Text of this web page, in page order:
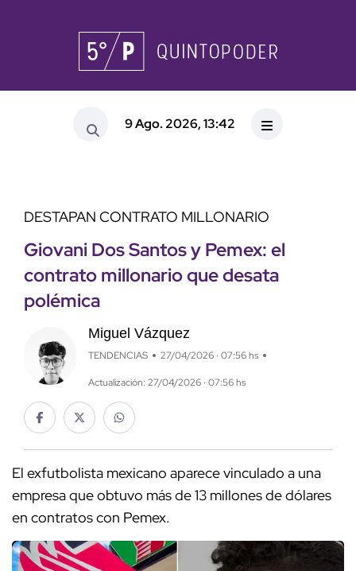
9 Ago. 2026, 13:42
DESTAPAN CONTRATO MILLONARIO
Giovani Dos Santos y Pemex: el
contrato millonario que desata
polémica
Miguel Vázquez
TENDENCIAS 27/04/2026 · 07:56 hs
Actualización: 27/04/2026 · 07:56 hs
El exfutbolista mexicano aparece vinculado a una
empresa que obtuvo más de 13 millones de dólares
en contratos con Pemex.